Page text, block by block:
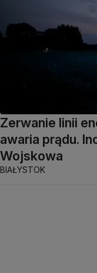
Zerwanie linii
awaria prądu.
Wojskowa
BIAŁYSTOK